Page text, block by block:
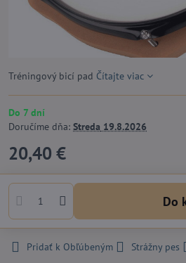
Tréningový bicí pad Čítajte viac
Do 7 dní
Doručíme dňa: Streda 19.8.2026
20,40 €
Pridať k Obľúbeným Strážny pes